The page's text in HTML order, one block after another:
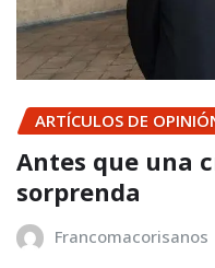
ARTÍCULOS DE
Antes que una
sorprenda
Francomacorisanos